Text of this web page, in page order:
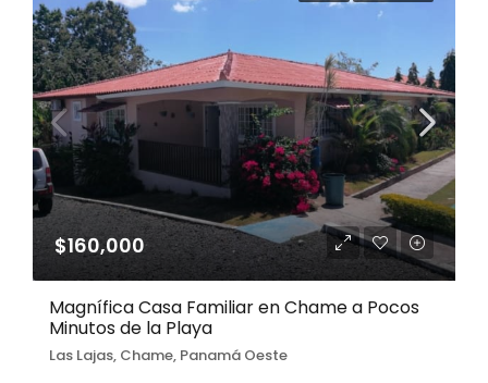
$160,000
Magnífica Casa Familiar en Chame a Pocos
Minutos de la Playa
Las Lajas, Chame, Panamá Oeste